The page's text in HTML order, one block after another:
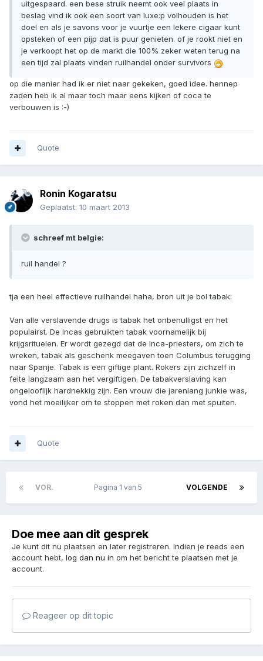
uitgespaard. een bese struik neemt ook veel plaats in
beslag vind ik ook een soort van luxe:p volhouden is het
doel en als je savons voor je vuurtje een lekere cigaar kunt
opsteken of een pijp dat is puur genieten. of je rookt niet en
je verkoopt het op de markt die 100% zeker weten terug na
een tijd zal plaats vinden ruilhandel onder survivors
op die manier had ik er niet naar gekeken, goed idee. hennep
zaden heb ik al maar toch maar eens kijken of coca te
verbouwen is :-)
Quote
Ronin Kogaratsu
Geplaatst: 10 maart 2013
schreef mt belgie:
ruil handel ?
tja een heel effectieve ruilhandel haha, bron uit je bol tabak:
Van alle verslavende drugs is tabak het onbenulligst en het
populairst. De Incas gebruikten tabak voornamelijk bij
krijgsrituelen. Er wordt gezegd dat de Inca-priesters, om zich te
wreken, tabak als geschenk meegaven toen Columbus terugging
naar Spanje. Tabak is een giftige plant. Rokers zijn zichzelf in
feite langzaam aan het vergiftigen. De tabakverslaving kan
ongelooflijk hardnekkig zijn. Een vrouw die jarenlang junkie was,
vond het moeilijker om te stoppen met roken dan met spuiten.
Quote
VOR. VOLGENDE
Pagina 1 van 5
Doe mee aan dit gesprek
Je kunt dit nu plaatsen en later registreren. Indien je reeds een
account hebt, log dan nu in om het bericht te plaatsen met je
account.
Reageer op dit topic